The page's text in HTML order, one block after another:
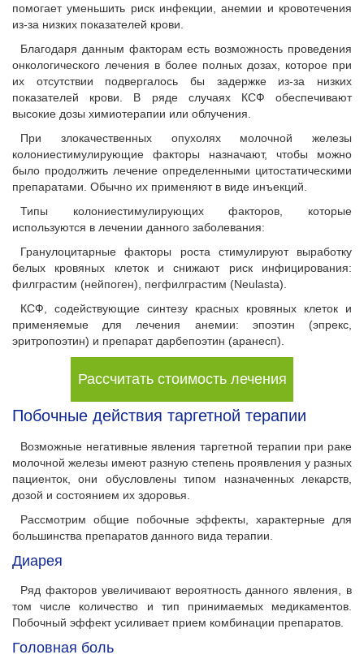
помогает уменьшить риск инфекции, анемии и кровотечения
из-за низких показателей крови.
Благодаря данным факторам есть возможность проведения
онкологического лечения в более полных дозах, которое при
их отсутствии подвергалось бы задержке из-за низких
показателей крови. В ряде случаях КСФ обеспечивают
высокие дозы химиотерапии или облучения.
При злокачественных опухолях молочной железы
колониестимулирующие факторы назначают, чтобы можно
было продолжить лечение определенными цитостатическими
препаратами. Обычно их применяют в виде инъекций.
Типы колониестимулирующих факторов, которые
используются в лечении данного заболевания:
Гранулоцитарные факторы роста стимулируют выработку
белых кровяных клеток и снижают риск инфицирования:
филграстим (нейпоген), пегфилграстим (Neulasta).
КСФ, содействующие синтезу красных кровяных клеток и
применяемые для лечения анемии: эпоэтин (эпрекс,
эритропоэтин) и препарат дарбепоэтин (аранесп).
Рассчитать стоимость лечения
Побочные действия таргетной терапии
Возможные негативные явления таргетной терапии при раке
молочной железы имеют разную степень проявления у разных
пациенток, они обусловлены типом назначенных лекарств,
дозой и состоянием их здоровья.
Рассмотрим общие побочные эффекты, характерные для
большинства препаратов данного вида терапии.
Диарея
Ряд факторов увеличивают вероятность данного явления, в
том числе количество и тип принимаемых медикаментов.
Побочный эффект усиливает прием комбинации препаратов.
Головная боль